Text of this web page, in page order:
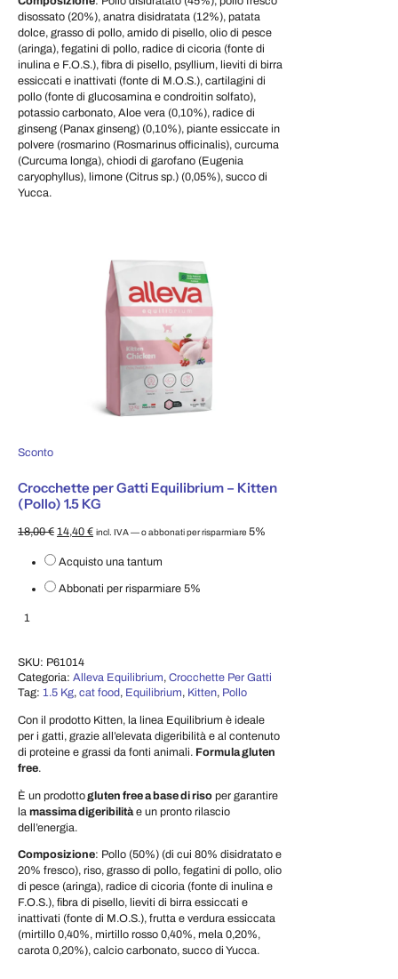
disossato (20%), anatra disidratata (12%), patata
dolce, grasso di pollo, amido di pisello, olio di pesce
(aringa), fegatini di pollo, radice di cicoria (fonte di
inulina e F.O.S.), fibra di pisello, psyllium, lieviti di birra
essiccati e inattivati (fonte di M.O.S.), cartilagini di
pollo (fonte di glucosamina e condroitin solfato),
potassio carbonato, Aloe vera (0,10%), radice di
ginseng (Panax ginseng) (0,10%), piante essiccate in
polvere (rosmarino (Rosmarinus officinalis), curcuma
(Curcuma longa), chiodi di garofano (Eugenia
caryophyllus), limone (Citrus sp.) (0,05%), succo di
Yucca.
ScontoProdotto in offerta
Crocchette per Gatti Equilibrium – Kitten
(Pollo) 1.5 KG
18,00€ Il prezzo originale era: 18,00 €.
14,40 €Il prezzo attuale è: 14,40 €.
incl. IVA—o abbonati per risparmiare 5%
Acquisto una tantum
Abbonati per risparmiare 5%
Crocchette per Gatti Equilibrium – Kitten (Pollo) 1.5 KG quantità
SKU: P61014
Categoria: Alleva Equilibrium, Crocchette Per Gatti
Tag: 1.5 Kg, cat food, Equilibrium, Kitten, Pollo
Con il prodotto Kitten, la linea Equilibrium è ideale
per i gatti, grazie all’elevata digeribilità e al contenuto
di proteine e grassi da fonti animali. Formula gluten
free.
È un prodottogluten free a base di riso per garantire
la massima digeribilità e un pronto rilascio
dell’energia.
Composizione: Pollo (50%) (di cui 80% disidratato e
20% fresco), riso, grasso di pollo, fegatini di pollo, olio
di pesce (aringa), radice di cicoria (fonte di inulina e
F.O.S.), fibra di pisello, lieviti di birra essiccati e
inattivati (fonte di M.O.S.), frutta e verdura essiccata
(mirtillo 0,40%, mirtillo rosso 0,40%, mela 0,20%,
carota 0,20%), calcio carbonato, succo di Yucca.